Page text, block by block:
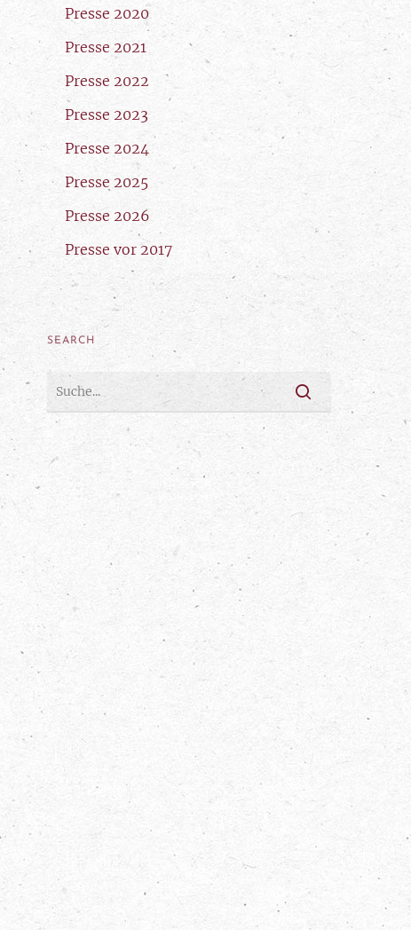
Presse 2020
Presse 2021
Presse 2022
Presse 2023
Presse 2024
Presse 2025
Presse 2026
Presse vor 2017
SEARCH